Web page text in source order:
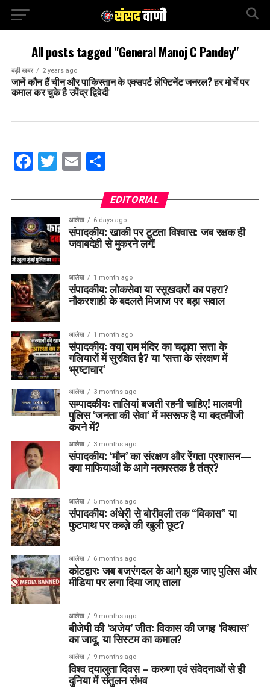
All posts tagged "General Manoj C Pandey"
बड़ी खबर 2 years ago
जानें कौन हैं चीन और पाकिस्तान के एक्सपर्ट लेफ्टिनेंट जनरल? हर मोर्चे पर
कमाल कर चुके है उपेंद्र द्विवेदी
Facebook
Twitter
EmailShare
EDITORIAL
आलेख 6 days ago
संपादकीय: खाकी पर टूटता विश्वास: जब रक्षक ही
जवाबदेही से मुकरने लगें!
आलेख 1 month ago
संपादकीय: लोकसेवा या रसूखदारों का पहरा?
नौकरशाही के बदलते मिजाज पर बड़ा सवाल
आलेख 1 month ago
संपादकीय: क्या राम मंदिर का चढ़ावा सत्ता के
गलियारों में सुरक्षित है? या ‘सत्ता के संरक्षण में
भ्रष्टाचार’
आलेख 3 months ago
सम्पादकीय: तालियां बजती रहनी चाहिए! मालवणी
पुलिस ‘जनता की सेवा’ में मसरूफ है या बदतमीजी
करने में?
आलेख 3 months ago
संपादकीय: ‘मौन’ का संरक्षण और रेंगता प्रशासन—
क्या माफियाओं के आगे नतमस्तक है तंत्र?
आलेख 5 months ago
संपादकीय: अंधेरी से बोरीवली तक “विकास” या
फुटपाथ पर कब्ज़े की खुली छूट?
आलेख 6 months ago
कोटद्वार: जब बजरंगदल के आगे झुक जाए पुलिस और
मीडिया पर लगा दिया जाए ताला
आलेख 9 months ago
बीजेपी की ‘अजेय’ जीत: विकास की जगह ‘विश्वास’
का जादू, या सिस्टम का कमाल?
आलेख 9 months ago
विश्व दयालुता दिवस – करुणा एवं संवेदनाओं से ही
दुनिया में संतुलन संभव